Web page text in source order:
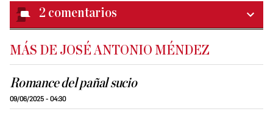
2 comentarios
MÁS DE JOSÉ ANTONIO MÉNDEZ
Romance del pañal sucio
09/06/2025 - 04:30